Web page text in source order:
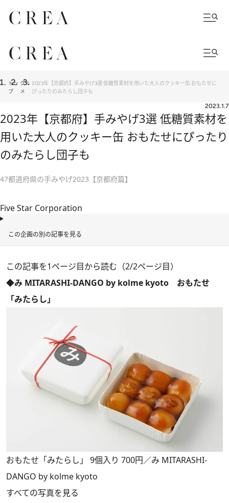
トッ
プ
グル
メ
2023年【京都府】手みやげ3選 低糖質素材を用いた大人のクッキー缶 おもたせに
ぴったりのみたらし団子も
2023.1.7
2023年【京都府】手みやげ3選 低糖質素材を
用いた大人のクッキー缶 おもたせにぴったり
のみたらし団子も
47都道府県の手みやげ2023【京都府篇】
Five Star Corporation
この企画の別の記事を見る
この記事を1ページ目から読む（2/2ページ目）
◆み MITARASHI-DANGO by kolme kyoto おもたせ
「みたらし」
おもたせ「みたらし」 9個入り 700円／み MITARASHI-
DANGO by kolme kyoto
すべての写真を見る